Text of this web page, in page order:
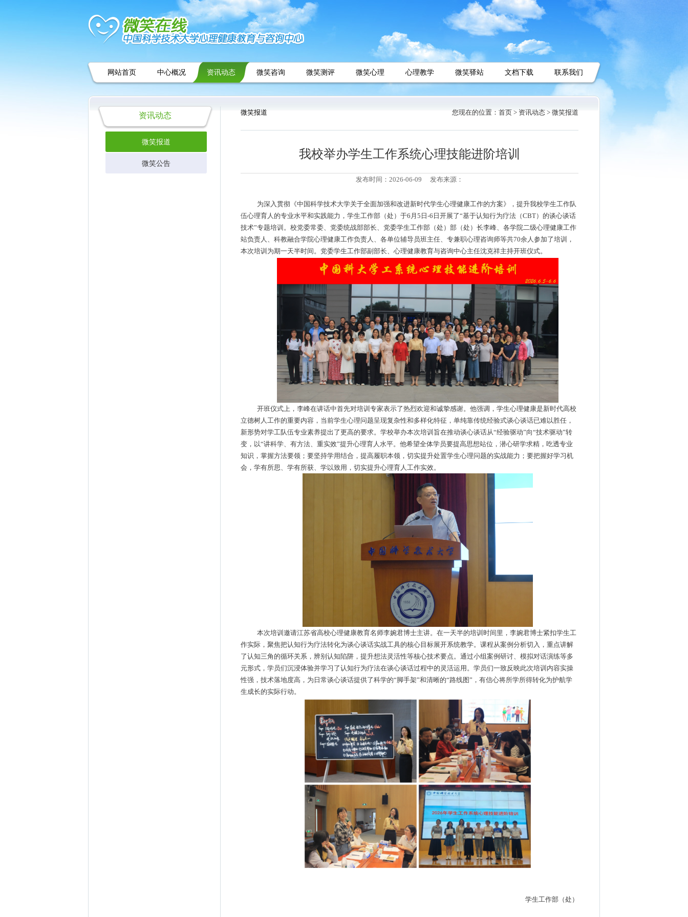
网站首页 中心概况 资讯动态 微笑咨询 微笑测评 微笑心理 心理教学 微笑驿站 文档下载 联系我们
资讯动态
微笑报道
微笑公告
微笑报道 您现在的位置： 首页 > 资讯动态 > 微笑报道
我校举办学生工作系统心理技能进阶培训
发布时间：2026-06-09 发布来源：
为深入贯彻《中国科学技术大学关于全面加强和改进新时代学生心理健康工作的方案》 ， 提升我校学生工作队
伍心理育人的专业水平和实践能力，学生工作部（处）于6 月 5 日 -6 日开展了“基于认知行为疗法（CBT）的谈心谈话
技术”专题培训。 校党委常委、党委统战部部长、党委学生工作部（处）部（处）长李峰、各学院二级心理健康工作
站负责人、科教融合学院心理健康工作负责人、各单位辅导员班主任、专兼职心理咨询师等共70余人参加了培训，
本次培训为期一天半时间。党委学生工作部副部长、心理健康教育与咨询中心主任沈克祥主持开班仪式。
开班仪式上，李峰在讲话中首先对培训专家表示了热烈欢迎和诚挚感谢。他强调，学生心理健康是新时代高校
立德树人工作的重要内容，当前学生心理问题呈现复杂性和多样化特征，单纯靠传统经验式谈心谈话已难以胜任，
新形势对学工队伍专业素养提出了更高的要求。学校举办本次培训旨在推动谈心谈话从“经验驱动”向“技术驱动”转
变，以“讲科学、有方法、重实效”提升心理育人水平。他希望全体学员要提高思想站位，潜心研学求精，吃透专业
知识，掌握方法要领；要坚持学用结合，提高履职本领，切实提升处置学生心理问题的实战能力；要把握好学习机
会，学有所思、学有所获、学以致用，切实提升心理育人工作实效。
本次培训 邀请江苏省高校心理健康教育名师李婉君博士主讲。在一天半的培训时间里，李婉君博士紧扣学生工
作实际，聚焦把认知行为疗法转化为谈心谈话实战工具的核心目标展开系统教学。课程从案例分析切入 ，重点讲解
了认知三角的循环关系，辨别 认知陷阱 ，提升想法灵活性等核心技术要点。 通过小组案例研讨、模拟对话演练等多
元形式，学员们沉浸体验并学习了认知行为疗法在谈心谈话过程中的灵活运用 。 学员们一致反映此次培训 内容实操
性强 ，技术落地度高， 为日常谈心谈话提供了科学的“脚手架”和清晰的“路线图”， 有信心将所学所得转化为护航学
生成长的实际行动。
学生工作部（处）